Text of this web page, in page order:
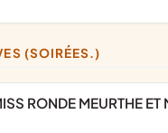
(SOIRÉES.)
RONDE MEURTHE ET